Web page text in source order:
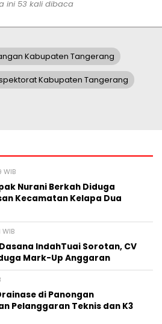
ini 53 kali dibaca
Kabupaten Tangerang
Kabupaten Tangerang
WIB
Nurani Berkah Diduga
Kecamatan Kelapa Dua
IndahTuai Sorotan, CV
Mark-Up Anggaran
di Panongan
Pelanggaran Teknis dan K3